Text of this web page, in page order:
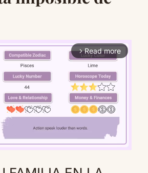
arrow_forward_ios Read more